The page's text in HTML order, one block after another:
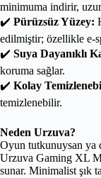
minimuma indirir,
✔️ Pürüzsüz Yüzey:
edilmiştir; özellikle e-
✔️ Suya Dayanıklı
koruma sağlar.
✔️ Kolay
temizlenebilir.
Neden Urzuva?
Oyun tutkunuysan ya
Urzuva Gaming XL
sunar. Minimalist şık